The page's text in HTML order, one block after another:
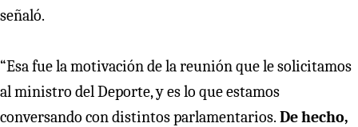
señaló.
“Esa fue la motivación de la reunión que le solicitamos
al ministro del Deporte, y es lo que estamos
conversando con distintos parlamentarios. De hecho,